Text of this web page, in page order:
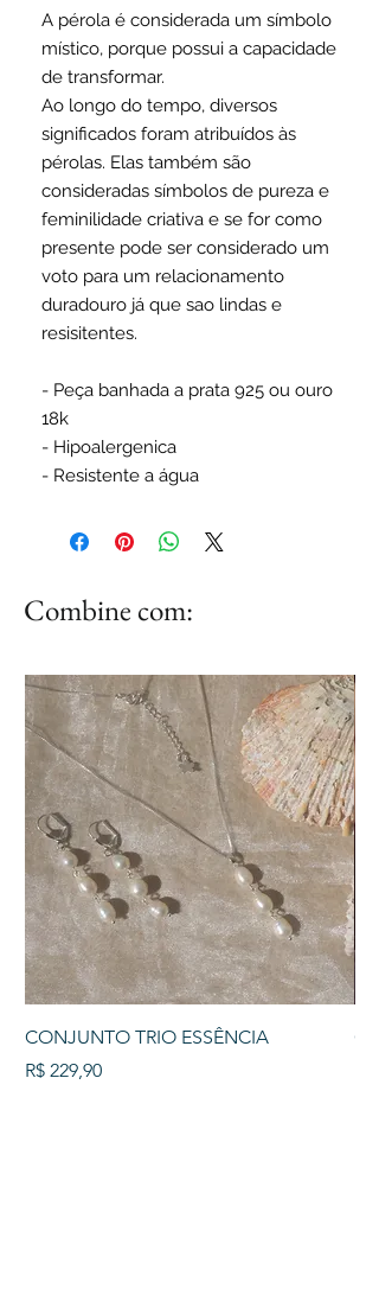
A pérola é considerada um símbolo
místico, porque possui a capacidade
de transformar.
Ao longo do tempo, diversos
significados foram atribuídos às
pérolas. Elas também são
consideradas símbolos de pureza e
feminilidade criativa e se for como
presente pode ser considerado um
voto para um relacionamento
duradouro já que sao lindas e
resisitentes.
- Peça banhada a prata 925 ou ouro
18k
- Hipoalergenica
- Resistente a água
Combine com:
CONJUNTO TRIO ESSÊNCIA
Preço
R$ 229,90